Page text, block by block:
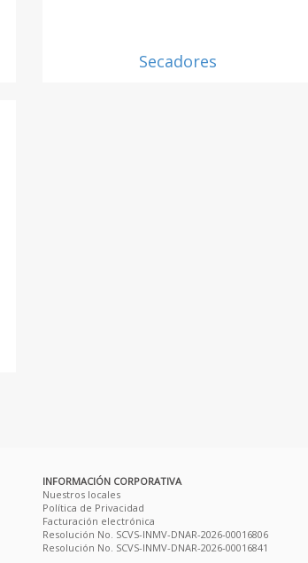
Secadores
INFORMACIÓN CORPORATIVA
Nuestros locales
Política de Privacidad
Facturación electrónica
Resolución No. SCVS-INMV-DNAR-2026-00016806
Resolución No. SCVS-INMV-DNAR-2026-00016841